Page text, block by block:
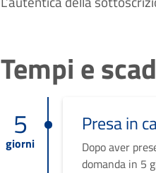
Tempi e
5
giorni
Presa in
Dopo aver
domanda in 5